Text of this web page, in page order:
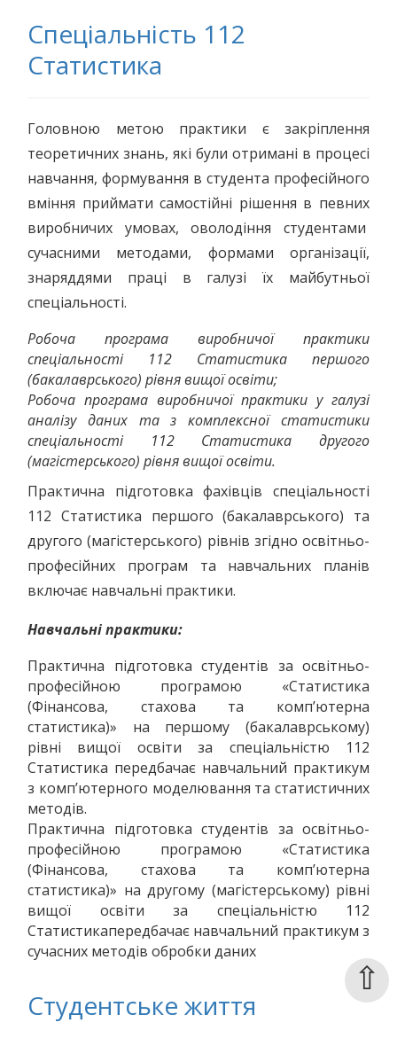
Спеціальність 112
Статистика
Головною метою практики є закріплення
теоретичних знань, які були отримані в процесі
навчання, формування в студента професійного
вміння приймати самостійні рішення в певних
виробничих умовах, оволодіння студентами
сучасними методами, формами організації,
знаряддями праці в галузі їх майбутньої
спеціальності.
Робоча програма виробничої практики
спеціальності 112 Статистика першого
(бакалаврського) рівня вищої освіти;
Робоча програма виробничої практики у галузі
аналізу даних та з комплексної статистики
спеціальності 112 Статистика другого
(магістерського) рівня вищої освіти.
Практична підготовка фахівців спеціальності
112 Статистика першого (бакалаврського) та
другого (магістерського) рівнів згідно освітньо-
професійних програм та навчальних планів
включає навчальні практики.
Навчальні практики:
Практична підготовка студентів за освітньо-
професійною програмою «Статистика
(Фінансова, стахова та комп’ютерна
статистика)» на першому (бакалаврському)
рівні вищої освіти за спеціальністю 112
Статистика передбачає навчальний практикум
з комп’ютерного моделювання та статистичних
методів.
Практична підготовка студентів за освітньо-
професійною програмою «Статистика
(Фінансова, стахова та комп’ютерна
статистика)» на другому (магістерському) рівні
вищої освіти за спеціальністю 112
Статистикапередбачає навчальний практикум з
сучасних методів обробки даних
Студентське життя
⇧